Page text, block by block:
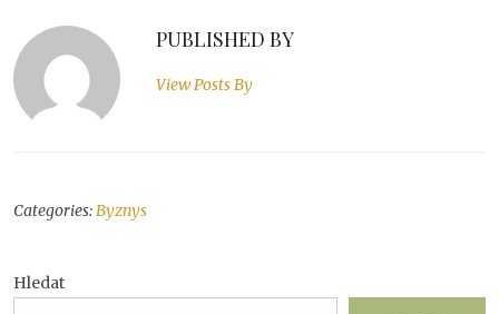
PUBLISHED BY
View Posts By
Categories:Byznys
Hledat